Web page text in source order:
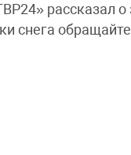
рассказал о
снега